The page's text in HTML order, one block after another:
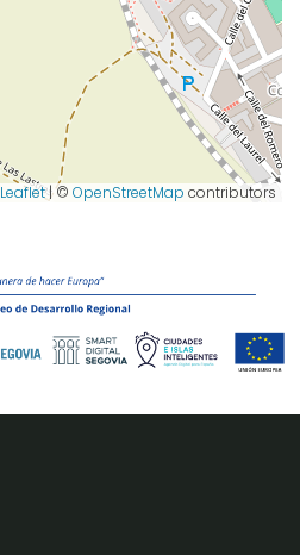
Leaflet|© OpenStreetMap contributors